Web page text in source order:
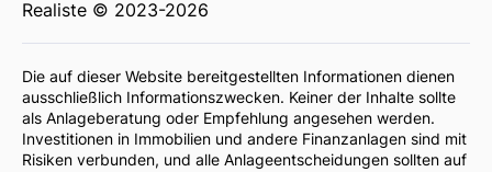
Realiste © 2023-2026
Die auf dieser Website bereitgestellten Informationen dienen
ausschließlich Informationszwecken. Keiner der Inhalte sollte
als Anlageberatung oder Empfehlung angesehen werden.
Investitionen in Immobilien und andere Finanzanlagen sind mit
Risiken verbunden, und alle Anlageentscheidungen sollten auf